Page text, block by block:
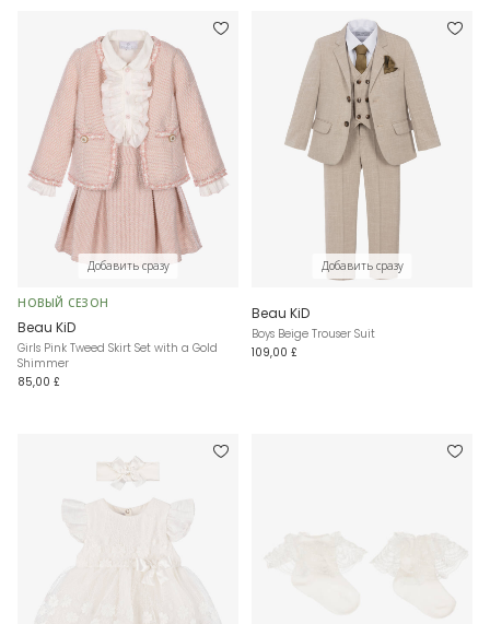
Добавить сразу
НОВЫЙ СЕЗОН
Beau KiD
Girls Pink Tweed Skirt Set with a Gold
Shimmer
85,00 £
Добавить сразу
Beau KiD
Boys Beige Trouser Suit
109,00 £